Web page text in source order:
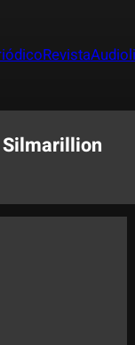
Revista
Silmarillion